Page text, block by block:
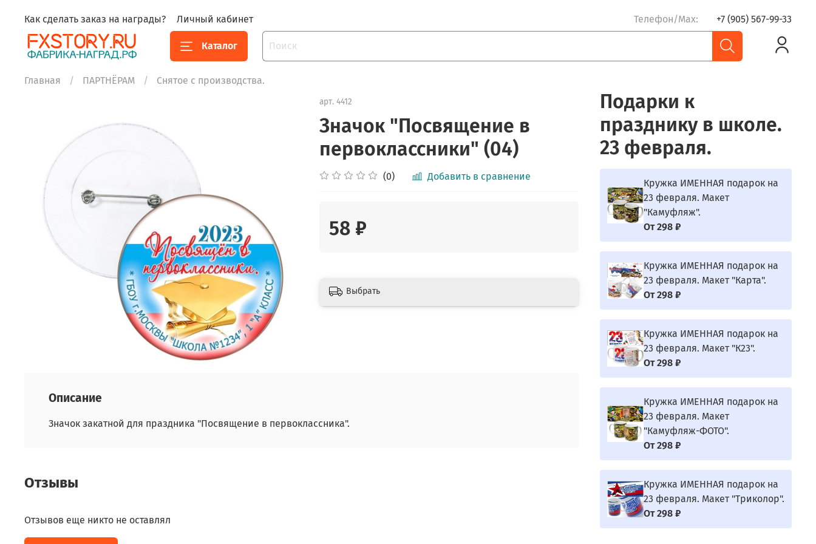
Как сделать заказ на награды? Личный кабинет Телефон/Max: +7 (905) 567-99-33
Каталог
Главная ПАРТНЁРАМ Снятое с производства.
арт.4412
Значок "Посвящение в
первоклассники" (04)
(0) Добавить в сравнение
58 ₽
Выбрать
Описание
Значок закатной для праздника "Посвящение в первоклассника".
Отзывы
Отзывов еще никто не оставлял
Подарки к
празднику в школе.
23 февраля.
Кружка ИМЕННАЯ подарок на
23 февраля. Макет
"Камуфляж".
От 298 ₽
Кружка ИМЕННАЯ подарок на
23 февраля. Макет "Карта".
От 298 ₽
Кружка ИМЕННАЯ подарок на
23 февраля. Макет "К23".
От 298 ₽
Кружка ИМЕННАЯ подарок на
23 февраля. Макет
"Камуфляж-ФОТО".
От 298 ₽
Кружка ИМЕННАЯ подарок на
23 февраля. Макет "Триколор".
От 298 ₽